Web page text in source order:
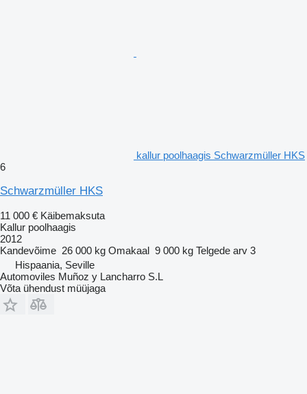
kallur poolhaagis Schwarzmüller HKS
6
Schwarzmüller HKS
11 000 € Käibemaksuta
Kallur poolhaagis
2012
Kandevõime 26 000 kg Omakaal 9 000 kg Telgede arv 3
Hispaania, Seville
Automoviles Muñoz y Lancharro S.L
Võta ühendust müüjaga